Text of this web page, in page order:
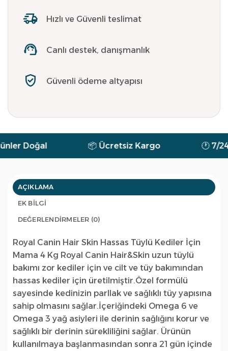
Hızlı ve Güvenli teslimat
Canlı destek, danışmanlık
Güvenli ödeme altyapısı
Doğal 📦 Ücretsiz Kargo 🕐 7/24
AÇIKLAMA
EK BILGI
DEĞERLENDIRMELER (0)
Royal Canin Hair Skin Hassas Tüylü Kediler İçin
Mama 4 Kg Royal Canin Hair&Skin uzun tüylü
bakımı zor kediler için ve cilt ve tüy bakımından
hassas kediler için üretilmiştir.Özel formülü
sayesinde kedinizin parllak ve sağlıklı tüy yapısına
sahip olmasını sağlar.İçeriğindeki Omega 6 ve
Omega 3 yağ asiyleri ile derinin sağlığını korur ve
sağlıklı bir derinin sürekliliğini sağlar. Ürünün
kullanılmaya başlanmasından sonra 21 gün içinde